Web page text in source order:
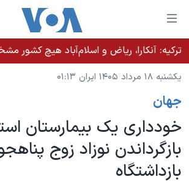
لینکهای
قابل
دسترسی
جهش
محتوای
اصلی
جهش
به
صفحه
خانه
نسخه سبک وب‌سایت
موضوع ها
ایران
آمریکا
جهان
برنامه های تلویزیونی
جدول برنامه ها
صفحه‌های ویژه
یکشنبه ۱۸ مرداد ۱۴۰۵ ایران ۰۱:۱۳
جهان
خودداری یک بیمارستان
بازگرداندن نوزاد زوج
بازداشتگاه